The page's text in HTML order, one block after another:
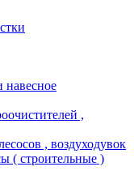
,
, воздуходувок
( строительные )